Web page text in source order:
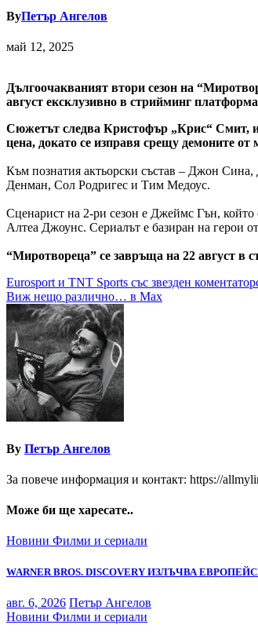
ByПетър Ангелов
май 12, 2025
Дългоочакваният втори сезон на
август ексклузивно в стрийминг
Сюжетът следва Кристофър „Крис“ Смит,
цена, докато се изправя срещу демоните
Към познатия актьорски състав – Джон
Денман, Сол Родригес и Тим Медоус.
Сценарист на 2-ри сезон е Джеймс Гън,
Алтеа Джоунс. Сериалът е базиран на герои
“Миротвореца” се завръща на 22 август в
Навигация
Eurosport и TNT Sports със звезден
Виж нещо различно… в Max
By Петър Ангелов
За повече информация и контакт: https://
Може би ще харесате..
Новини Филми и сериали
WARNER BROS. DISCOVERY ИЗЛЪЧВА
авг. 6, 2026 Петър Ангелов
Новини Филми и сериали